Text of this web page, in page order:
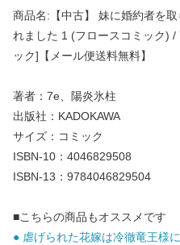
商品名:【中古】 妹に婚約者を
れました 1 (フロースコミック) /
ック]【メール便送料無料】
著者：7e、陽炎氷柱
出版社：KADOKAWA
サイズ：コミック
ISBN-10：4046829508
ISBN-13：9784046829504
■こちらの商品もオススメです
● 虐げられた花嫁は冷徹竜王様